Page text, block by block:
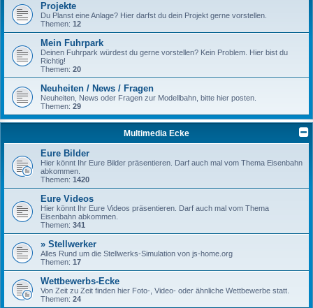
Projekte
Du Planst eine Anlage? Hier darfst du dein Projekt gerne vorstellen.
Themen: 12
Mein Fuhrpark
Deinen Fuhrpark würdest du gerne vorstellen? Kein Problem. Hier bist du
Richtig!
Themen: 20
Neuheiten / News / Fragen
Neuheiten, News oder Fragen zur Modellbahn, bitte hier posten.
Themen: 29
Multimedia Ecke
Eure Bilder
Hier könnt Ihr Eure Bilder präsentieren. Darf auch mal vom Thema Eisenbahn
abkommen.
Themen: 1420
Eure Videos
Hier könnt Ihr Eure Videos präsentieren. Darf auch mal vom Thema
Eisenbahn abkommen.
Themen: 341
» Stellwerker
Alles Rund um die Stellwerks-Simulation von js-home.org
Themen: 17
Wettbewerbs-Ecke
Von Zeit zu Zeit finden hier Foto-, Video- oder ähnliche Wettbewerbe statt.
Themen: 24